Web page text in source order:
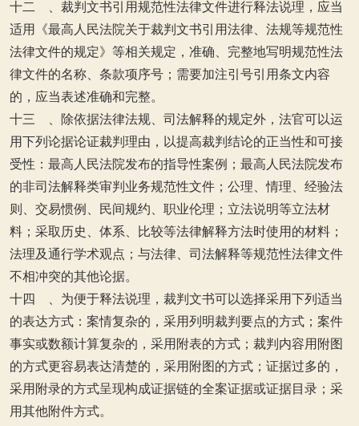
十二 、裁判文书引用规范性法律文件进行释法说理，应当
适用《最高人民法院关于裁判文书引用法律、法规等规范性
法律文件的规定》等相关规定，准确、完整地写明规范性法
律文件的名称、条款项序号；需要加注引号引用条文内容
的，应当表述准确和完整。
十三 、除依据法律法规、司法解释的规定外，法官可以运
用下列论据论证裁判理由，以提高裁判结论的正当性和可接
受性：最高人民法院发布的指导性案例；最高人民法院发布
的非司法解释类审判业务规范性文件；公理、情理、经验法
则、交易惯例、民间规约、职业伦理；立法说明等立法材
料；采取历史、体系、比较等法律解释方法时使用的材料；
法理及通行学术观点；与法律、司法解释等规范性法律文件
不相冲突的其他论据。
十四 、为便于释法说理，裁判文书可以选择采用下列适当
的表达方式：案情复杂的，采用列明裁判要点的方式；案件
事实或数额计算复杂的，采用附表的方式；裁判内容用附图
的方式更容易表达清楚的，采用附图的方式；证据过多的，
采用附录的方式呈现构成证据链的全案证据或证据目录；采
用其他附件方式。